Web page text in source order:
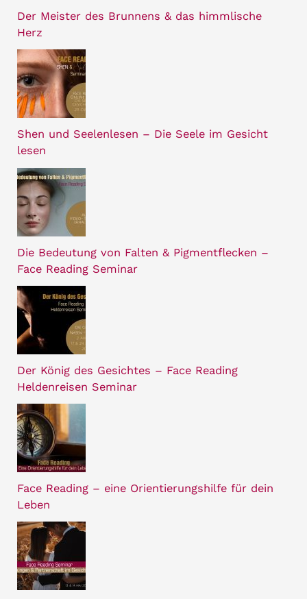
Der Meister des Brunnens & das himmlische
Herz
Shen und Seelenlesen – Die Seele im Gesicht
lesen
Die Bedeutung von Falten & Pigmentflecken –
Face Reading Seminar
Der König des Gesichtes – Face Reading
Heldenreisen Seminar
Face Reading – eine Orientierungshilfe für dein
Leben